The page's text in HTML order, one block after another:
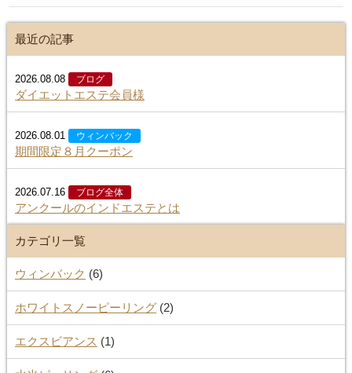
最近の記事
2026.08.08 ブログ
ダイエットエステ会員様
2026.08.01 ウィンバック
期間限定８月クーポン
2026.07.16 ブログ全体
アンクールのインドエステとは
カテゴリ一覧
ウィンバック (6)
ホワイトスノーピーリング(2)
エクスビアンス (1)